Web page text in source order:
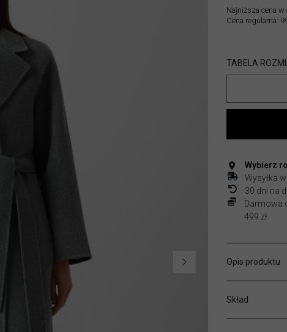
Najniższa cena
Cena regularna:
TABELA
Wybierz
Wysyłka
30 dni na
Darmowa
499 zł.
Opis produktu
Skład